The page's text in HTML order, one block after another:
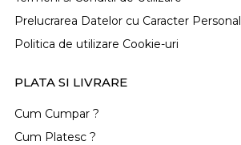
Prelucrarea Datelor cu Caracter Personal
Politica de utilizare Cookie-uri
PLATA SI LIVRARE
Cum Cumpar ?
Cum Platesc ?